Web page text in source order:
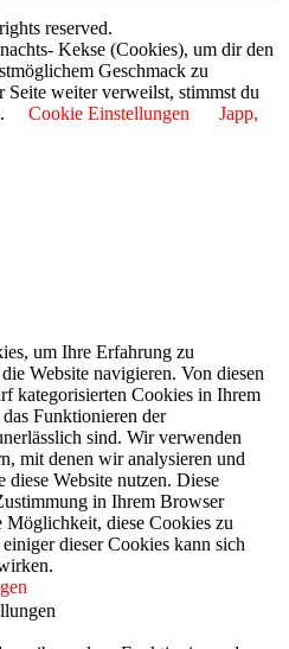
reserved.
Kekse (Cookies), um dir den
Geschmack zu
Seite weiter verweilst, stimmst du
Cookie Einstellungen
Japp,
um Ihre Erfahrung zu
Website navigieren. Von diesen
kategorisierten Cookies in Ihrem
Funktionieren der
sind. Wir verwenden
mit denen wir analysieren und
Website nutzen. Diese
in Ihrem Browser
Möglichkeit, diese Cookies zu
dieser Cookies kann sich